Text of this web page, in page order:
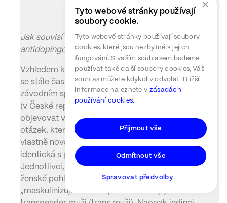
Jak souvisí tranzice s dodržováním
antidopingových pravidel?
Vzhledem k rostoucímu počtu transgender osob
se stále častěji vyskytuje i zájem o jejich účast v
závodním sportu na všech úrovních stále častější
(v České republice se tato problematika začíná
objevovat v poslední době). S tím souvisí i řada
otázek, které je třeba řešit, protože vzniká
vlastně nová kategorie sportovců, která není
identická s původními kategoriemi mužů a žen.
Jednotlivci, kterým bylo při narození přiděleno
ženské pohlaví, a kteří tzv. tranzicí
„maskulinizují“ své tělo, se identifikují jako
×
Tyto webové stránky používají
soubory cookie.
Tyto webové stránky používají soubory
cookies, které jsou nezbytné k jejich
fungování. S vaším souhlasem budeme
používat také další soubory cookies, Váš
souhlas můžete kdykoliv odvolat. Bližší
informace naleznete v zásadách
používání cookies.
Přijmout vše
Odmítnout vše
Spravovat předvolby